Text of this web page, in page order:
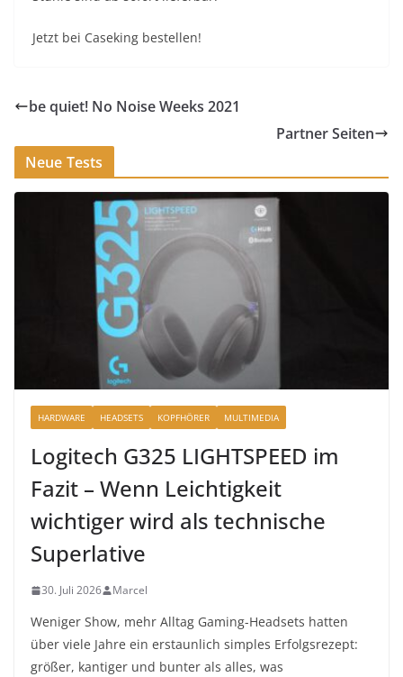
Jetzt bei Caseking bestellen!
be quiet! No Noise Weeks 2021
Partner Seiten
Neue Tests
HARDWARE HEADSETS KOPFHÖRER MULTIMEDIA
Logitech G325 LIGHTSPEED im
Fazit – Wenn Leichtigkeit
wichtiger wird als technische
Superlative
30. Juli 2026 Marcel
Weniger Show, mehr Alltag Gaming-Headsets hatten
über viele Jahre ein erstaunlich simples Erfolgsrezept:
größer, kantiger und bunter als alles, was